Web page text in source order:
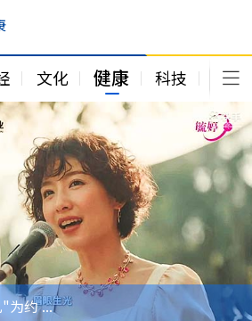
文化 健康 科技 农业
为约 ...